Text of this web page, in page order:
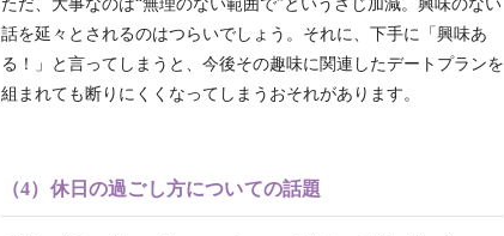
ただ、大事なのは“無理のない範囲で”というさじ加減。興味のない
話を延々とされるのはつらいでしょう。それに、下手に「興味あ
る！」と言ってしまうと、今後その趣味に関連したデートプランを
組まれても断りにくくなってしまうおそれがあります。
（4）休日の過ごし方についての話題